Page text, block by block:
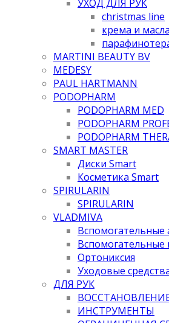
УХОД ДЛЯ РУК
christmas line
крема и масла
MARTINI BEAUTY BV
MEDESY
PAUL HARTMANN
PODOPHARM
PODOPHARM MED
PODOPHARM
PODOPHARM
SMART MASTER
Диски Smart
Косметика Smart
SPIRULARIN
SPIRULARIN
VLADMIVA
Вспомогательные
Вспомогательные
Ортониксия
Уходовые
ДЛЯ РУК
ИНСТРУМЕНТЫ